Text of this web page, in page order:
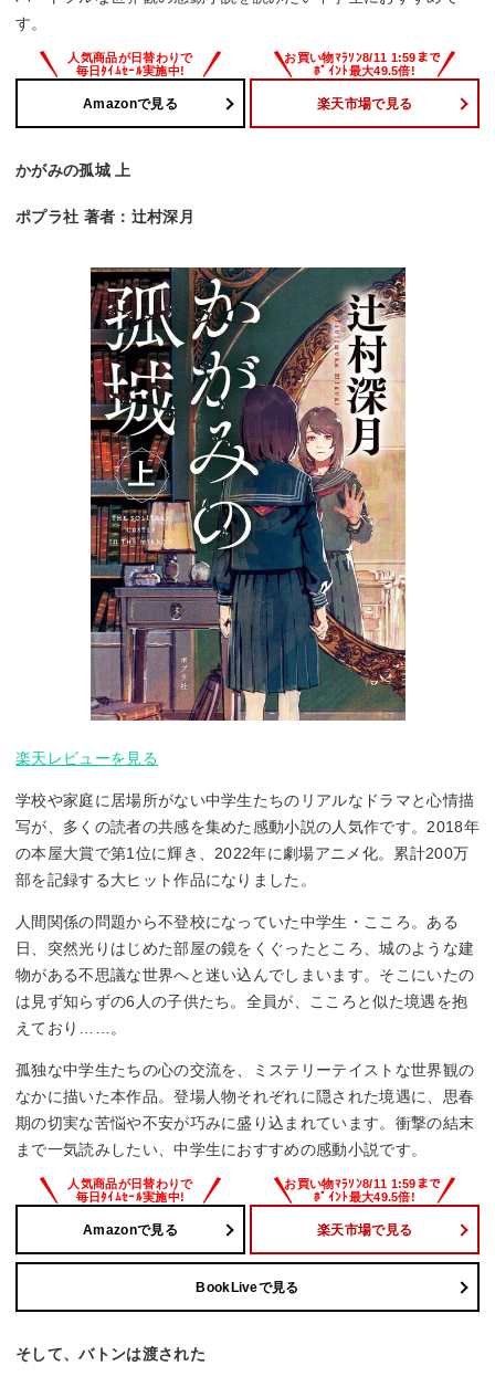
す。
Amazonで見る 楽天市場で見る
かがみの孤城 上
ポプラ社 著者：辻村深月
楽天レビューを見る
学校や家庭に居場所がない中学生たちのリアルなドラマと心情描
写が、多くの読者の共感を集めた感動小説の人気作です。2018年
の本屋大賞で第1位に輝き、2022年に劇場アニメ化。累計200万
部を記録する大ヒット作品になりました。
人間関係の問題から不登校になっていた中学生・こころ。ある
日、突然光りはじめた部屋の鏡をくぐったところ、城のような建
物がある不思議な世界へと迷い込んでしまいます。そこにいたの
は見ず知らずの6人の子供たち。全員が、こころと似た境遇を抱
えており……。
孤独な中学生たちの心の交流を、ミステリーテイストな世界観の
なかに描いた本作品。登場人物それぞれに隠された境遇に、思春
期の切実な苦悩や不安が巧みに盛り込まれています。衝撃の結末
まで一気読みしたい、中学生におすすめの感動小説です。
Amazonで見る 楽天市場で見る
BookLiveで見る
そして、バトンは渡された